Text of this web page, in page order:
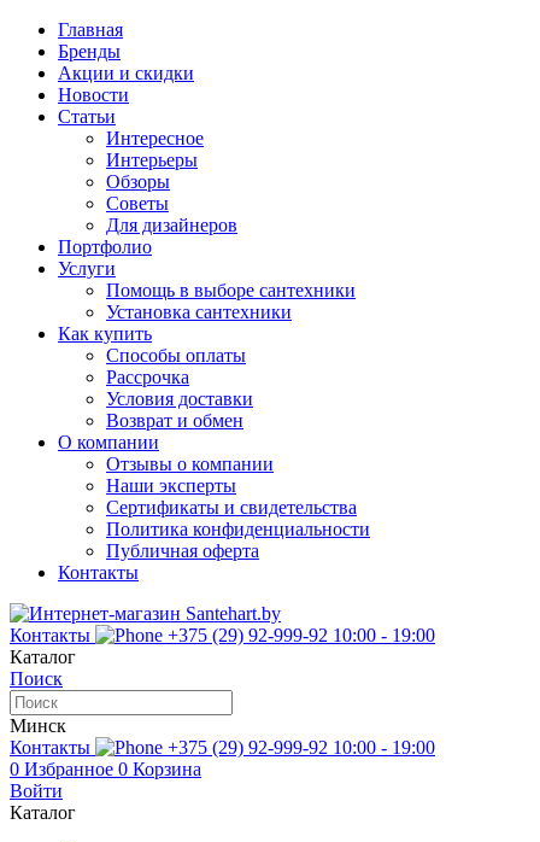
Главная
Бренды
Акции и скидки
Новости
Статьи
Интересное
Интерьеры
Обзоры
Советы
Для дизайнеров
Портфолио
Услуги
Помощь в выборе сантехники
Установка сантехники
Как купить
Способы оплаты
Рассрочка
Условия доставки
Возврат и обмен
О компании
Отзывы о компании
Наши эксперты
Сертификаты и свидетельства
Политика конфиденциальности
Публичная оферта
Контакты
Контакты +375 (29) 92-999-92 10:00 - 19:00
Каталог
Поиск
Минск
Контакты
+375 (29) 92-999-92 10:00 - 19:00
0 Избранное 0 Корзина
Войти
Каталог